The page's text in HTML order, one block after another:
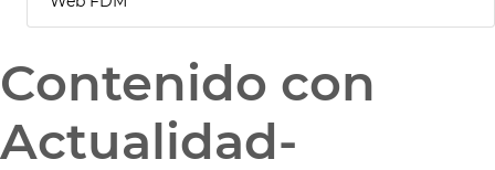
Contenido con
Actualidad-